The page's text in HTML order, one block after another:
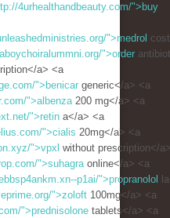
4urhealthandbeauty.com/">buy
">medrol
">order
a> <a
">benicar generic</a> <a
">albenza200 mg</a> <a
">retin a</a> <a
">cialis 20mg</a> <a
">vpxl without prescription</
">suhagraonline</a> <a
p1ai/">propranolol
">zoloft 100mg</a> <a
">prednisolone tablets</a> <a